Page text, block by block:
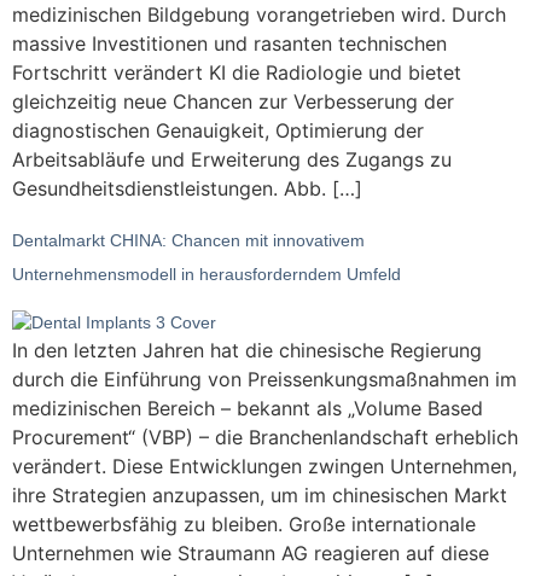
medizinischen Bildgebung vorangetrieben wird. Durch
massive Investitionen und rasanten technischen
Fortschritt verändert KI die Radiologie und bietet
gleichzeitig neue Chancen zur Verbesserung der
diagnostischen Genauigkeit, Optimierung der
Arbeitsabläufe und Erweiterung des Zugangs zu
Gesundheitsdienstleistungen. Abb. […]
Dentalmarkt CHINA: Chancen mit innovativem
Unternehmensmodell in herausforderndem Umfeld
In den letzten Jahren hat die chinesische Regierung
durch die Einführung von Preissenkungsmaßnahmen im
medizinischen Bereich – bekannt als „Volume Based
Procurement“ (VBP) – die Branchenlandschaft erheblich
verändert. Diese Entwicklungen zwingen Unternehmen,
ihre Strategien anzupassen, um im chinesischen Markt
wettbewerbsfähig zu bleiben. Große internationale
Unternehmen wie Straumann AG reagieren auf diese